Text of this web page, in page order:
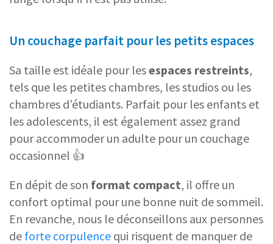
Un couchage parfait pour les petits espaces
Sa taille est idéale pour lesespaces restreints,
tels que les petites chambres, les studios ou les
chambres d’étudiants. Parfait pour les enfants et
les adolescents, il est également assez grand
pour accommoder un adulte pour un couchage
occasionnel 👍
En dépit de son format compact, il offre un
confort optimal pour une bonne nuit de sommeil.
En revanche, nous le déconseillons aux personnes
de forte corpulence qui risquent de manquer de